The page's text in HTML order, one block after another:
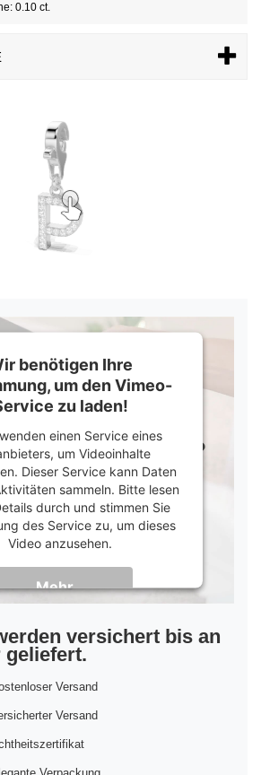
0.10 ct.
benötigen Ihre
um den Vimeo-
zu laden!
einen Service eines
um Videoinhalte
Dieser Service kann Daten
sammeln. Bitte lesen
durch und stimmen Sie
des Service zu, um dieses
Video anzusehen.
Mehr
Informationen
Akzeptieren
byUsercentrics Consent
Platform&Trusted Shops
versichert bis an
geliefert.
Versand
Versand